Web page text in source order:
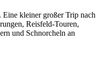
Eine kleiner großer Trip nach
Reisfeld-Touren,
und Schnorcheln an